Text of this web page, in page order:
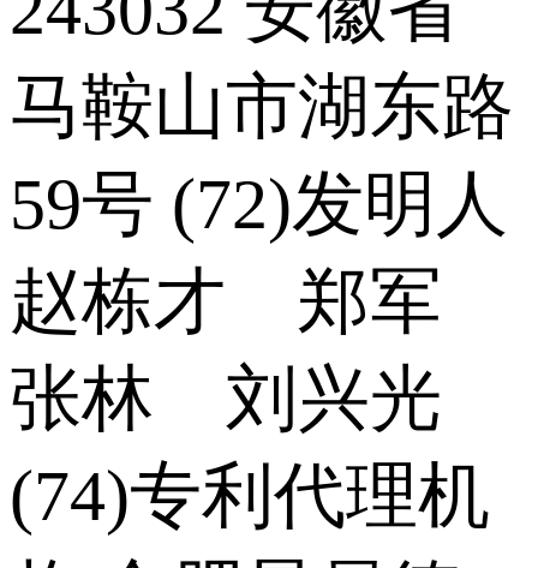
马鞍山市湖东路
59号 (72)发明人
赵栋才 郑军
张林 刘兴光
(74)专利代理机